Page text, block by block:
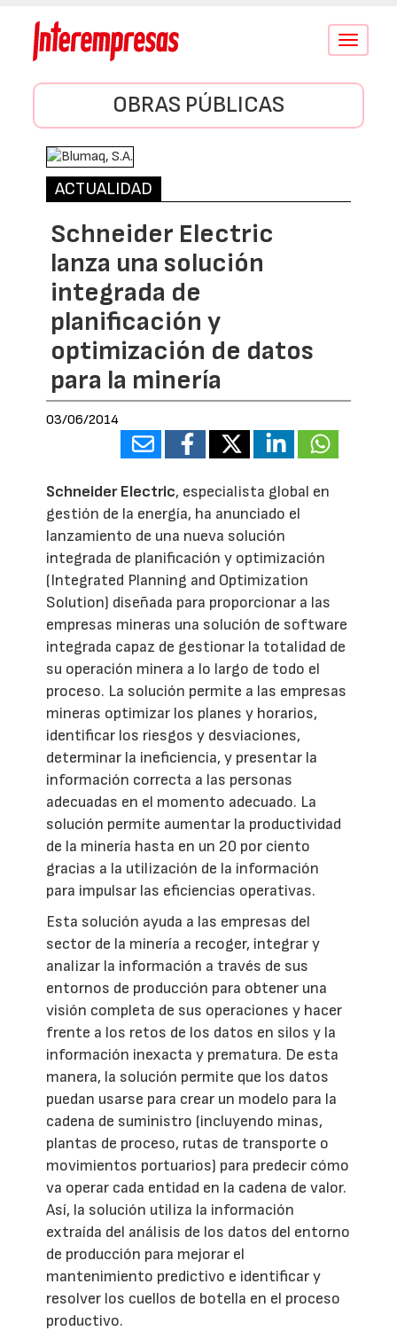
Conmutar
OBRAS PÚBLICAS
ACTUALIDAD
Schneider Electric
lanza una solución
integrada de
planificación y
optimización de datos
para la minería
03/06/2014
Schneider Electric, especialista global en
gestión de la energía, ha anunciado el
lanzamiento de una nueva solución
integrada de planificación y optimización
(Integrated Planning and Optimization
Solution) diseñada para proporcionar a las
empresas mineras una solución de software
integrada capaz de gestionar la totalidad de
su operación minera a lo largo de todo el
proceso. La solución permite a las empresas
mineras optimizar los planes y horarios,
identificar los riesgos y desviaciones,
determinar la ineficiencia, y presentar la
información correcta a las personas
adecuadas en el momento adecuado. La
solución permite aumentar la productividad
de la minería hasta en un 20 por ciento
gracias a la utilización de la información
para impulsar las eficiencias operativas.
Esta solución ayuda a las empresas del
sector de la minería a recoger, integrar y
analizar la información a través de sus
entornos de producción para obtener una
visión completa de sus operaciones y hacer
frente a los retos de los datos en silos y la
información inexacta y prematura. De esta
manera, la solución permite que los datos
puedan usarse para crear un modelo para la
cadena de suministro (incluyendo minas,
plantas de proceso, rutas de transporte o
movimientos portuarios) para predecir cómo
va operar cada entidad en la cadena de valor.
Así, la solución utiliza la información
extraída del análisis de los datos del entorno
de producción para mejorar el
mantenimiento predictivo e identificar y
resolver los cuellos de botella en el proceso
productivo.